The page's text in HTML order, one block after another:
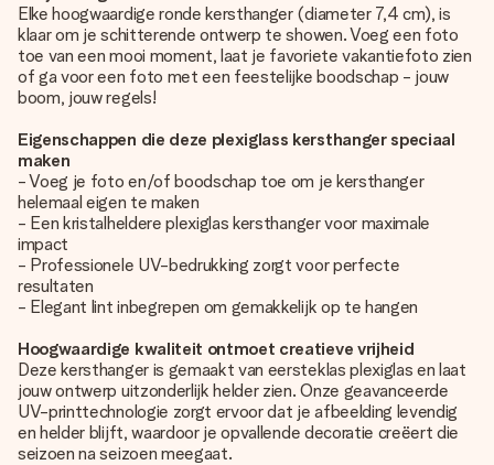
Elke hoogwaardige ronde kersthanger (diameter 7,4 cm), is
klaar om je schitterende ontwerp te showen. Voeg een foto
toe van een mooi moment, laat je favoriete vakantiefoto zien
of ga voor een foto met een feestelijke boodschap - jouw
boom, jouw regels!
Eigenschappen die deze plexiglass kersthanger speciaal
maken
- Voeg je foto en/of boodschap toe om je kersthanger
helemaal eigen te maken
- Een kristalheldere plexiglas kersthanger voor maximale
impact
- Professionele UV-bedrukking zorgt voor perfecte
resultaten
- Elegant lint inbegrepen om gemakkelijk op te hangen
Hoogwaardige kwaliteit ontmoet creatieve vrijheid
Deze kersthanger is gemaakt van eersteklas plexiglas en laat
jouw ontwerp uitzonderlijk helder zien. Onze geavanceerde
UV-printtechnologie zorgt ervoor dat je afbeelding levendig
en helder blijft, waardoor je opvallende decoratie creëert die
seizoen na seizoen meegaat.